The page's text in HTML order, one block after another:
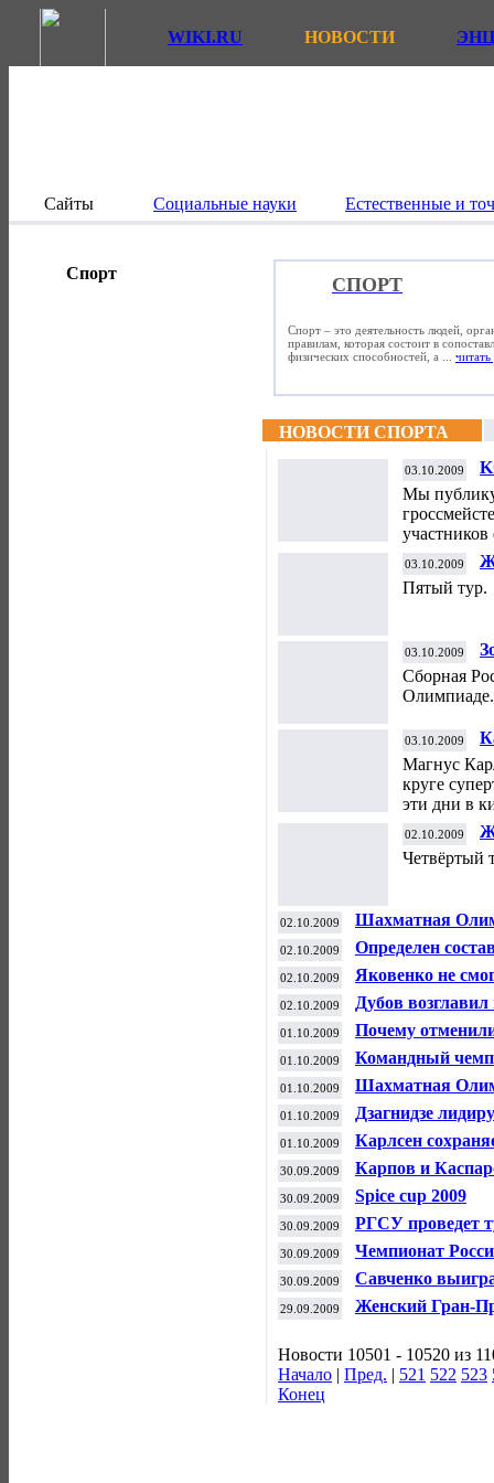
WIKI.RU НОВОСТИ
Сайты Социальные науки Естественные и
Спорт
СПОРТ
Спорт – это деятельность людей,
правилам, которая состоит в
физических способностей, а ... читать
НОВОСТИ СПОРТА
03.10.2009
Мы
03.10.2009
Пятый тур.
03.10.2009
Сборная
Олимпиаде.
03.10.2009
Магнус
круге
эти дни в
02.10.2009
Четвёртый
02.10.2009 Шахматная
02.10.2009 Определен
02.10.2009 Яковенко не
02.10.2009 Дубов
01.10.2009 Почему
01.10.2009 Командный
01.10.2009 Шахматная
01.10.2009 Дзагнидзе
01.10.2009 Карлсен
30.09.2009 Карпов и
30.09.2009 Spice cup 2009
30.09.2009 РГСУ проведет
30.09.2009 Чемпионат
30.09.2009 Савченко
29.09.2009 Женский Гран-
Новости 10501 - 10520 из
Начало | Пред. | 521 522 523
Конец